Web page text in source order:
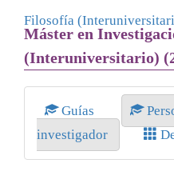
Filosofía
Máster en
(Interuniversitario)
Guías
investigador